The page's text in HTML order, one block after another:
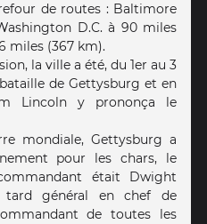
de routes : Baltimore
D.C. à 90 miles
miles (367 km).
la ville a été, du 1er au 3
de Gettysburg et en
Lincoln y prononça le
mondiale, Gettysburg a
pour les chars, le
était Dwight
tard général en chef de
de toutes les